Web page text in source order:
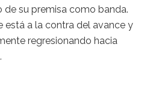
su premisa como banda.
está a la contra del avance y
regresionando hacia